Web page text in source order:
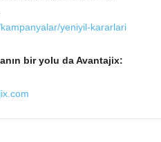
yeniyil-kararlari
bir yolu da Avantajix: